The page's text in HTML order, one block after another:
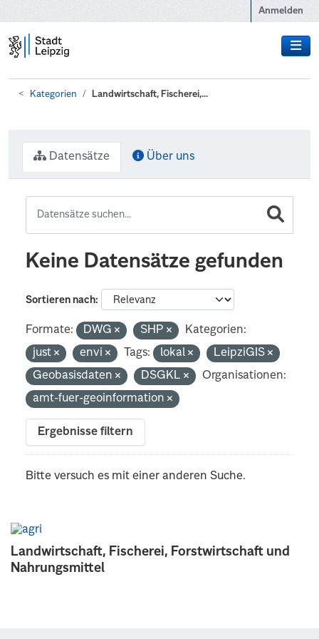
Anmelden
Kategorien Landwirtschaft, Fischerei,...
Landwirtschaft, Fischerei, Forstwirtschaft und
Nahrungsmittel
Datensätze Über uns
Keine Datensätze gefunden
Sortieren nach
Formate: DWG SHP
Kategorien:
just
envi Tags: lokal
LeipziGIS
Geobasisdaten
DSGKL
Organisationen:
amt-fuer-geoinformation
Ergebnisse filtern
Bitte versuch es mit einer anderen Suche.